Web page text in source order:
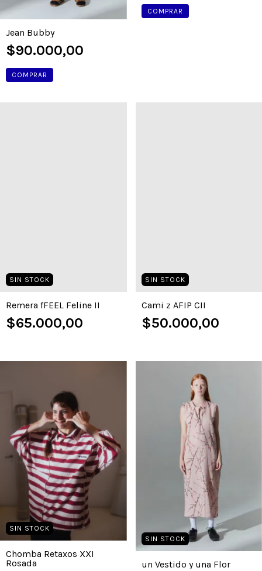
Jean Bubby
$90.000,00
COMPRAR
COMPRAR
SIN STOCK
Remera fFEEL Feline II
$65.000,00
SIN STOCK
Cami z AFIP CII
$50.000,00
SIN STOCK
Chomba Retaxos XXI
Rosada
SIN STOCK
un Vestido y una Flor